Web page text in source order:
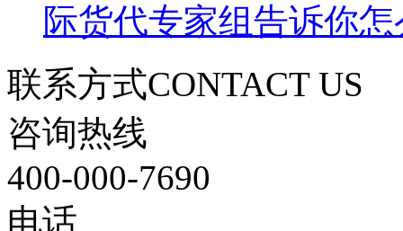
际货代专家组告诉你
联系方式CONTACT US
咨询热线
400-000-7690
电话